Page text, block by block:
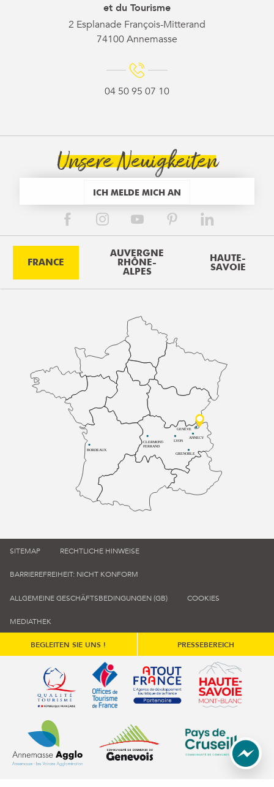
et du Tourisme
2 Esplanade François-Mitterand
74100 Annemasse
04 50 95 07 10
Unsere Neuigkeiten
ICH MELDE MICH AN
FRANCE
AUVERGNE
RHÔNE-
ALPES
HAUTE-
SAVOIE
BORDEAUX
CLERMONT-
FERRAND
LYON
ANNECY
GRENOBLE
GENÈVE
SITEMAP RECHTLICHE HINWEISE
BARRIEREFREIHEIT: NICHT KONFORM
ALLGEMEINE GESCHÄFTSBEDINGUNGEN (GB) COOKIES
MEDIATHEK
BEGLEITEN SIE UNS ! PRESSEBEREICH
Qualité tourisme (s'ouvre dans une nouvelle fenêtre)
Office de tourisme de France (s'ouvre
Atout France (s'ouvre dans
Annemasse Agglo (s'ouvre dans une nouvelle fenêtre)
Communauté de communes du
Communauté de